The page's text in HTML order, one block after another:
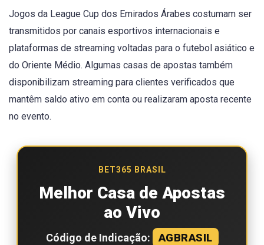
Jogos da League Cup dos Emirados Árabes costumam ser
transmitidos por canais esportivos internacionais e
plataformas de streaming voltadas para o futebol asiático e
do Oriente Médio. Algumas casas de apostas também
disponibilizam streaming para clientes verificados que
mantêm saldo ativo em conta ou realizaram aposta recente
no evento.
BET365 BRASIL
Melhor Casa de Apostas
ao Vivo
Código de Indicação: AGBRASIL